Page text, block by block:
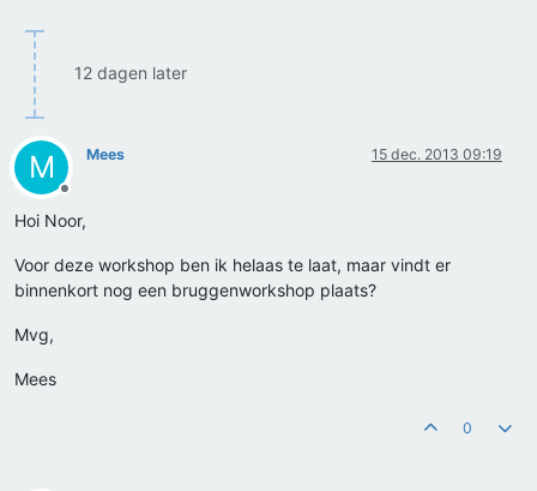
12 dagen later
M
Offline
Mees 15 dec. 2013 09:19
Hoi Noor,
Voor deze workshop ben ik helaas te laat, maar vindt er
binnenkort nog een bruggenworkshop plaats?
Mvg,
Mees
0